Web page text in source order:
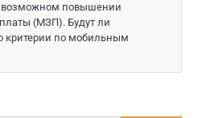
возможном повышении
(МЗП). Будут ли
критерии по мобильным